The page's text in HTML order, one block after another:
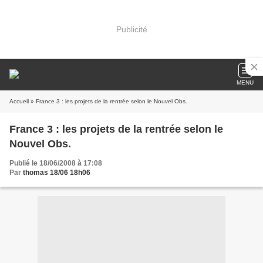
Publicité
MENU
Accueil » France 3 : les projets de la rentrée selon le Nouvel Obs.
France 3 : les projets de la rentrée selon le
Nouvel Obs.
Publié le 18/06/2008 à 17:08
Par thomas 18/06 18h06